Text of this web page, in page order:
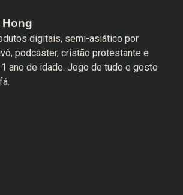
digitais, semi-asiático por
podcaster, cristão protestante e
ano de idade. Jogo de tudo e gosto